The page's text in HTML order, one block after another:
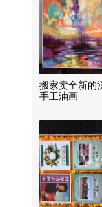
搬家卖全新的
手工油画